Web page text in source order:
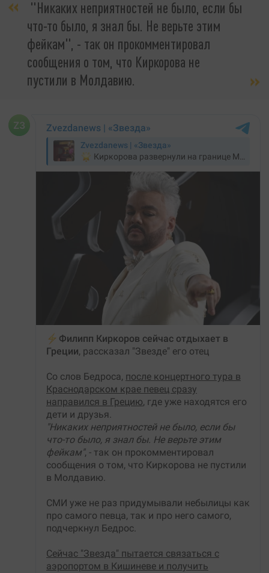
"Никаких неприятностей не было, если бы
что-то было, я знал бы. Не верьте этим
фейкам", - так он прокомментировал
сообщения о том, что Киркорова не
пустили в Молдавию.